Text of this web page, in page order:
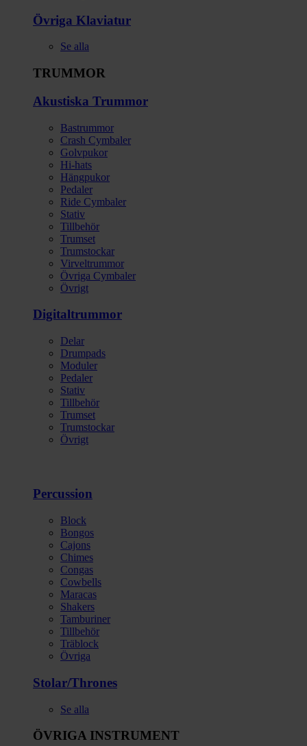
Övriga Klaviatur
Se alla
TRUMMOR
Akustiska Trummor
Bastrummor
Crash Cymbaler
Golvpukor
Hi-hats
Hängpukor
Pedaler
Ride Cymbaler
Stativ
Tillbehör
Trumset
Trumstockar
Virveltrummor
Övriga Cymbaler
Övrigt
Digitaltrummor
Delar
Drumpads
Moduler
Pedaler
Stativ
Tillbehör
Trumset
Trumstockar
Övrigt
Percussion
Block
Bongos
Cajons
Chimes
Congas
Cowbells
Maracas
Shakers
Tamburiner
Tillbehör
Träblock
Övriga
Stolar/Thrones
Se alla
ÖVRIGA INSTRUMENT